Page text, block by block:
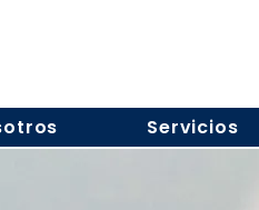
Servicios